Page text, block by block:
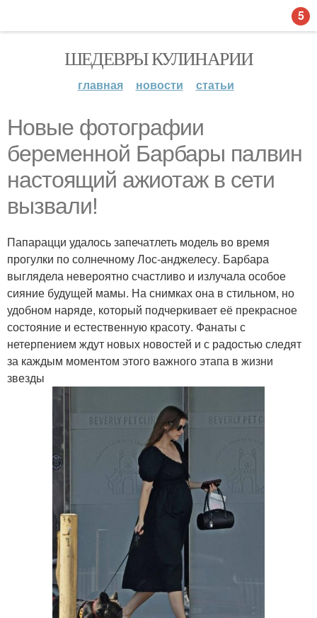
ШЕДЕВРЫ КУЛИНАРИИ
главная новости статьи
Новые фотографии
беременной Барбары палвин
настоящий ажиотаж в сети
вызвали!
Папарацци удалось запечатлеть модель во время
прогулки по солнечному Лос-анджелесу. Барбара
выглядела невероятно счастливо и излучала особое
сияние будущей мамы. На снимках она в стильном, но
удобном наряде, который подчеркивает её прекрасное
состояние и естественную красоту. Фанаты с
нетерпением ждут новых новостей и с радостью следят
за каждым моментом этого важного этапа в жизни
звезды
5